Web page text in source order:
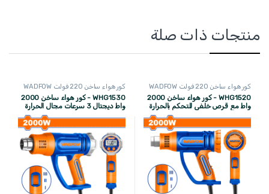
منتجات ذات صلة
كور هواء ساخن 220 فولت WADFOW
WHG1520 - كور هواء ساخن 2000
واط مع قرص خلفي للتحكم بالحرارة
كور هواء ساخن 220 فولت WADFOW
WHG1530 - كور هواء ساخن 2000
واط ديجتال 3 سرعات مجال الحرارة